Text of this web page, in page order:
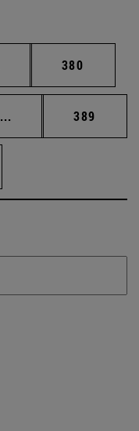
Páginas intermedias
Página
380
... Páginas intermedias
Página
389